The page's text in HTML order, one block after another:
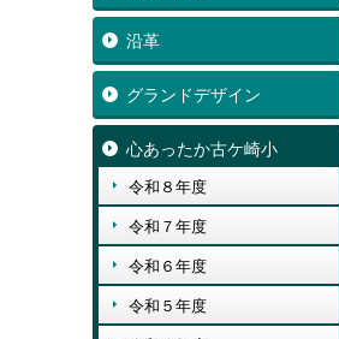
沿革
グランドデザイン
心あったか古ケ崎小
令和８年度
令和７年度
令和６年度
令和５年度